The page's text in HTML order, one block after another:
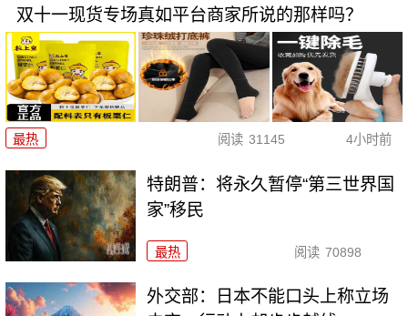
双十一现货专场真如平台商家所说的那样吗？
最热 阅读 31145 4小时前
特朗普：将永久暂停“第三世界国
家”移民
最热 阅读 70898
外交部：日本不能口头上称立场